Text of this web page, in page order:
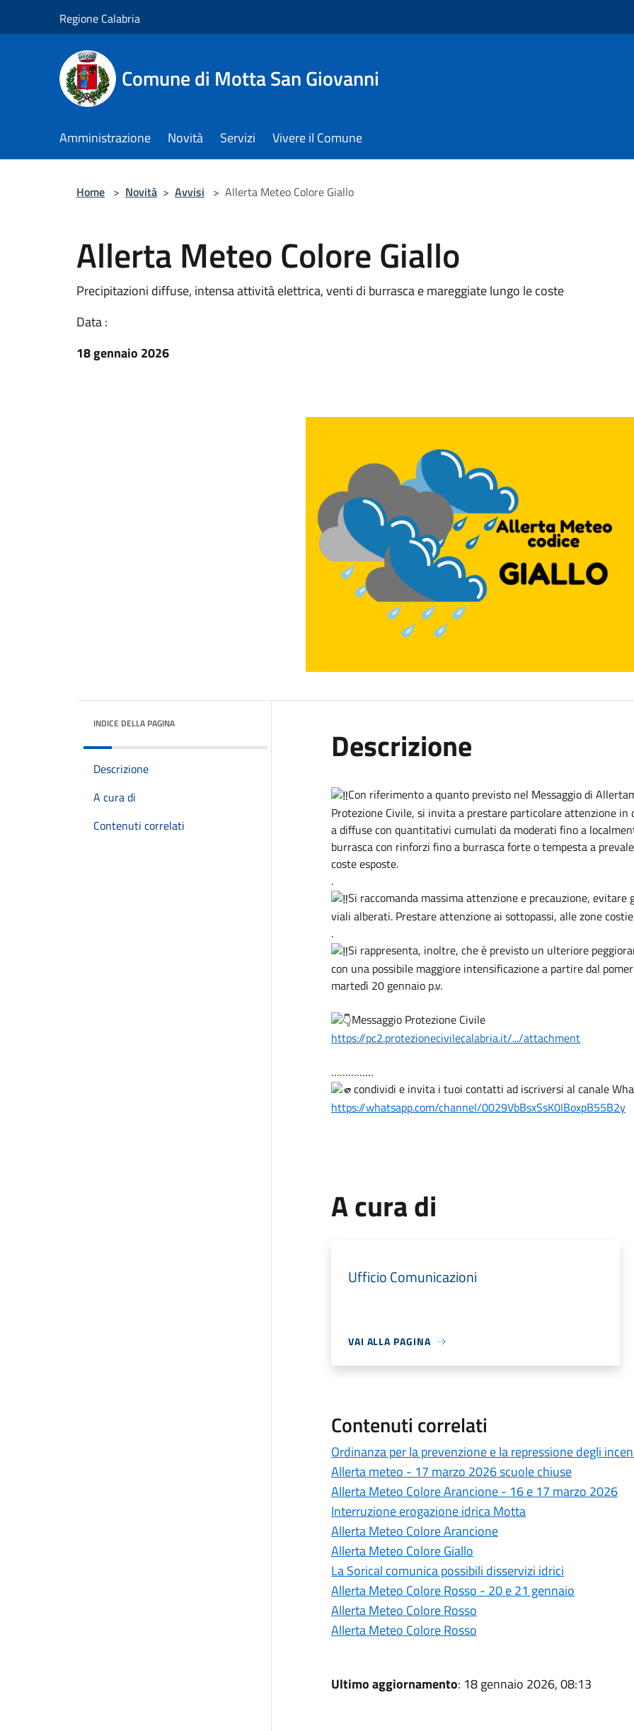
Regione Calabria
Comune di Motta San Giovanni
Amministrazione Novità Servizi Vivere il Comune
Home > Novità > Avvisi > Allerta Meteo Colore Giallo
Allerta Meteo Colore Giallo
Precipitazioni diffuse, intensa attività elettrica, venti di burrasca e mareggiate lungo le coste
Data :
18 gennaio 2026
INDICE DELLA PAGINA
Descrizione
A cura di
Contenuti correlati
Descrizione
Con riferimento a quanto previsto nel Messaggio di
Protezione Civile, si invita a prestare particolare attenzione in
a diffuse con quantitativi cumulati da moderati fino a
burrasca con rinforzi fino a burrasca forte o tempesta a
coste esposte.
.
Si raccomanda massima attenzione e precauzione,
viali alberati. Prestare attenzione ai sottopassi, alle zone
.
Si rappresenta, inoltre, che è previsto un ulteriore
con una possibile maggiore intensificazione a partire dal
martedì 20 gennaio p.v.
Messaggio Protezione Civile
https://pc2.protezionecivilecalabria.it/.../attachment
……………
condividi e invita i tuoi contatti ad iscriversi al canale
https://whatsapp.com/channel/0029VbBsxSsK0IBoxpB55B2y
A cura di
Ufficio Comunicazioni
VAI ALLA PAGINA
Contenuti correlati
Ordinanza per la prevenzione e la repressione degli
Allerta meteo - 17 marzo 2026 scuole chiuse
Allerta Meteo Colore Arancione - 16 e 17 marzo 2026
Interruzione erogazione idrica Motta
Allerta Meteo Colore Arancione
Allerta Meteo Colore Giallo
La Sorical comunica possibili disservizi idrici
Allerta Meteo Colore Rosso - 20 e 21 gennaio
Allerta Meteo Colore Rosso
Allerta Meteo Colore Rosso
Ultimo aggiornamento: 18 gennaio 2026, 08:13